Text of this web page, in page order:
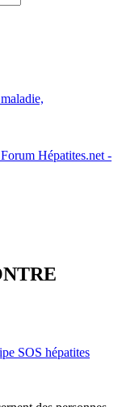
Forum Hépatites.net -
SOS hépatites